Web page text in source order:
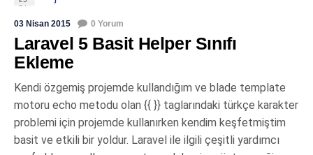
03 Nisan 2015 0 Yorum
Laravel 5 Basit Helper Sınıfı
Ekleme
Kendi özgemiş projemde kullandığım ve blade template
motoru echo metodu olan {{ }} taglarındaki türkçe karakter
problemi için projemde kullanırken kendim keşfetmiştim
basit ve etkili bir yoldur. Laravel ile ilgili çeşitli yardımcı